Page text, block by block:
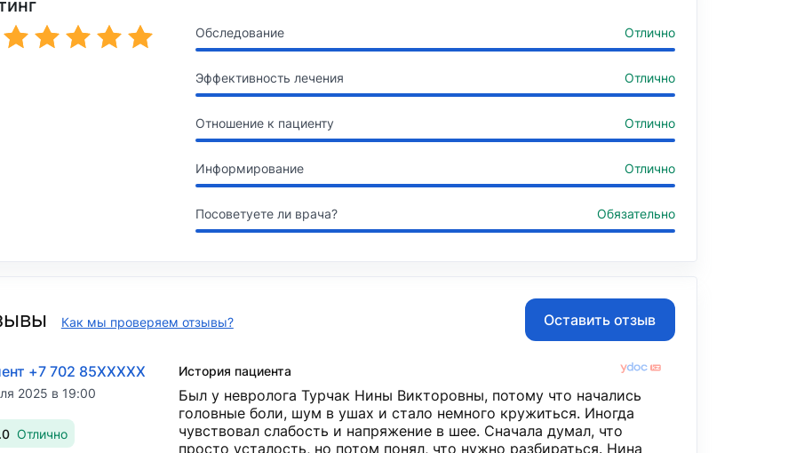
Обследование Отлично
Эффективность лечения Отлично
Отношение к пациенту Отлично
Информирование Отлично
Посоветуете ли врача? Обязательно
Как мы проверяем отзывы? Оставить отзыв
+7 702 85XXXXX
2025 в 19:00
Отлично
История пациента
Был у невролога Турчак Нины Викторовны, потому что начались
головные боли, шум в ушах и стало немного кружиться. Иногда
чувствовал слабость и напряжение в шее. Сначала думал, что
просто усталость, но потом понял, что нужно разбираться. Нина